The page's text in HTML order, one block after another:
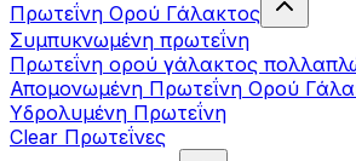
Πρωτεΐνη Ορού Γάλακτος
Συμπυκνωμένη πρωτεΐνη
Πρωτεΐνη ορού γάλακτος
Απομονωμένη Πρωτεΐνη Ορού
Υδρολυμένη Πρωτεΐνη
Clear Πρωτεΐνες